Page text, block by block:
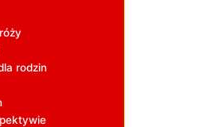
rodzin